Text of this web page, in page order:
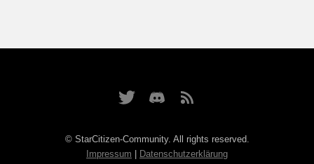
© StarCitizen-Community. All rights reserved.
Impressum | Datenschutzerklärung